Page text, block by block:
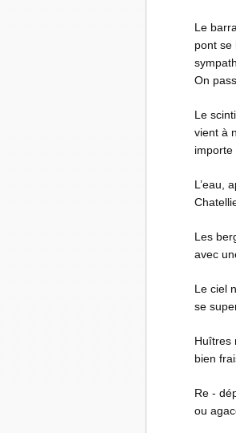
Le
pont se
On
Le
vient à
importe
L’eau,
Les
avec
Le ciel
se
Huîtres
bien
Re -
ou